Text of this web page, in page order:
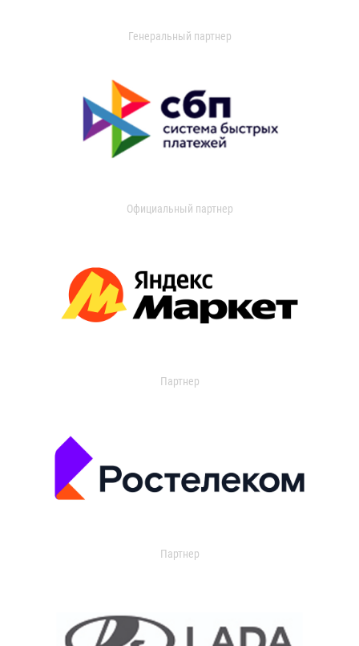
Генеральный партнер
Официальный партнер
Партнер
Партнер